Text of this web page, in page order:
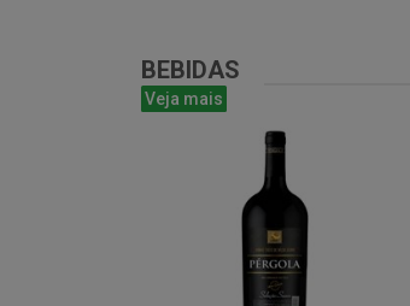
BEBIDAS
Veja mais